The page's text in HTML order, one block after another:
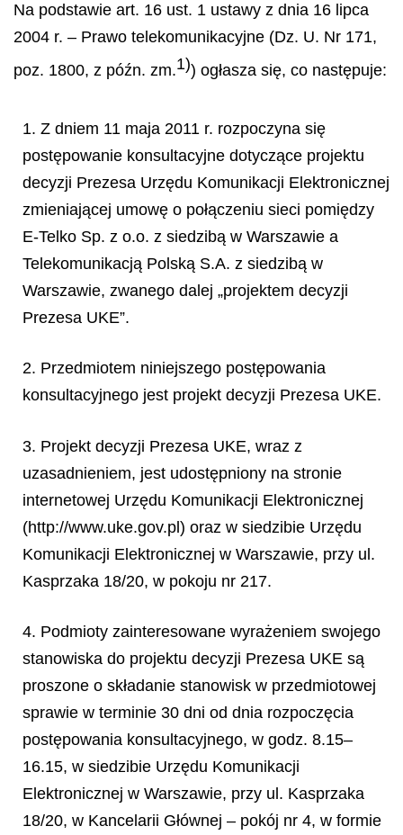
Na podstawie art. 16 ust. 1 ustawy z dnia 16 lipca
2004 r. – Prawo telekomunikacyjne (Dz. U. Nr 171,
poz. 1800, z późn. zm.1)) ogłasza się, co następuje:
1. Z dniem 11 maja 2011 r. rozpoczyna się
postępowanie konsultacyjne dotyczące projektu
decyzji Prezesa Urzędu Komunikacji Elektronicznej
zmieniającej umowę o połączeniu sieci pomiędzy
E-Telko Sp. z o.o. z siedzibą w Warszawie a
Telekomunikacją Polską S.A. z siedzibą w
Warszawie, zwanego dalej „projektem decyzji
Prezesa UKE”.
2. Przedmiotem niniejszego postępowania
konsultacyjnego jest projekt decyzji Prezesa UKE.
3. Projekt decyzji Prezesa UKE, wraz z
uzasadnieniem, jest udostępniony na stronie
internetowej Urzędu Komunikacji Elektronicznej
(http://www.uke.gov.pl) oraz w siedzibie Urzędu
Komunikacji Elektronicznej w Warszawie, przy ul.
Kasprzaka 18/20, w pokoju nr 217.
4. Podmioty zainteresowane wyrażeniem swojego
stanowiska do projektu decyzji Prezesa UKE są
proszone o składanie stanowisk w przedmiotowej
sprawie w terminie 30 dni od dnia rozpoczęcia
postępowania konsultacyjnego, w godz. 8.15–
16.15, w siedzibie Urzędu Komunikacji
Elektronicznej w Warszawie, przy ul. Kasprzaka
18/20, w Kancelarii Głównej – pokój nr 4, w formie